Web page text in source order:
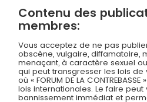
Contenu des
membres:
Vous acceptez de ne pas
obscène, vulgaire, diffamatoire,
menaçant, à caractère sexuel
qui peut transgresser les lois de
où « FORUM DE LA
lois internationales. Le faire
bannissement immédiat et